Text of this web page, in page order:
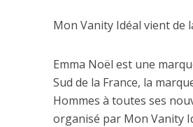
Mon Vanity Idéal vient de
Emma Noël est une
Sud de la France, la
Hommes à toutes ses
organisé par Mon Vanity